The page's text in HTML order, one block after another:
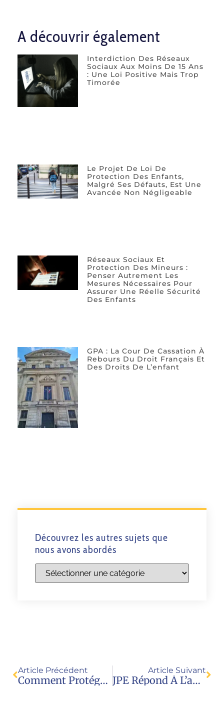
A découvrir également
Interdiction Des Réseaux
Sociaux Aux Moins De 15 Ans
: Une Loi Positive Mais Trop
Timorée
Le Projet De Loi De
Protection Des Enfants,
Malgré Ses Défauts, Est Une
Avancée Non Négligeable
Réseaux Sociaux Et
Protection Des Mineurs :
Penser Autrement Les
Mesures Nécessaires Pour
Assurer Une Réelle Sécurité
Des Enfants
GPA : La Cour De Cassation À
Rebours Du Droit Français Et
Des Droits De L’enfant
Découvrez les autres sujets que
nous avons abordés
Article Précédent
Comment Protéger Les Enfants Des Violences ?
Article Suivant
JPE Répond À L’appel À Contribution De La Rapporteuse Spéciale ONU Sur La Violence Contre Les Femmes Et Les Filles